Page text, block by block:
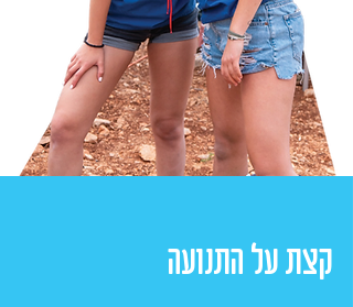
קצת על התנועה